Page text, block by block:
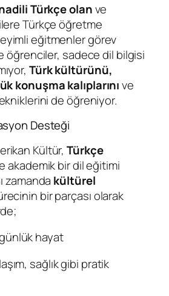
Türkçe olanve
Türkçe öğretme
eğitmenler görev
öğrenciler, sadece dil bilgisi
Türk kültürünü,
konuşma kalıplarınıve
de öğreniyor.
Desteği
Kültür,Türkçe
akademik bir dil eğitimi
zamanda kültürel
bir parçası olarak
hayat
sağlık gibi pratik